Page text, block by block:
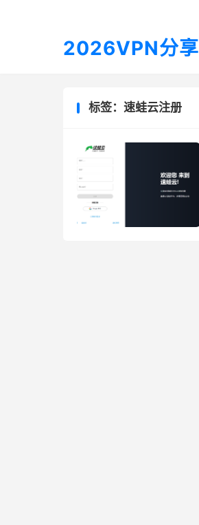
2026VPN分享
标签：速蛙云注册